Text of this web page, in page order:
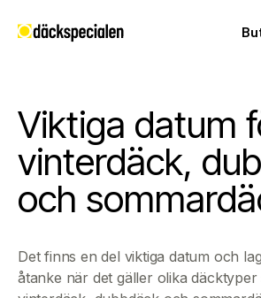
Viktiga datum
vinterdäck,
och
Det finns en del viktiga datum och
åtanke när det gäller olika däcktyper